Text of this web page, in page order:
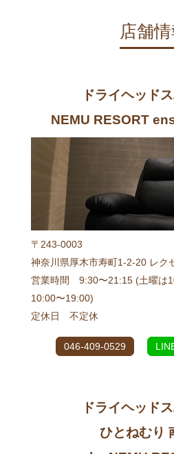
店舗情
ドライヘッド
NEMU RESORT
〒243-0003
神奈川県厚木市寿町1-2-20 レク
営業時間 9:30〜21:15 (土曜は
10:00〜19:00)
定休日 不定休
046-409-0529
ドライヘッド
ひとねむり